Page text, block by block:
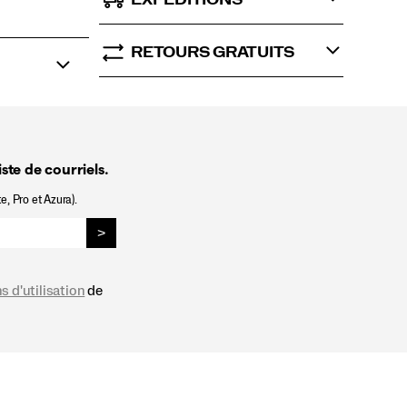
RETOURS GRATUITS
de courriels.
Pro et Azura).
>
d'utilisationde